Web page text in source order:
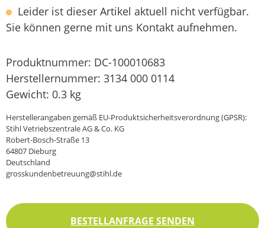
Leider ist dieser Artikel aktuell nicht verfügbar.
Sie können gerne mit uns Kontakt aufnehmen.
Produktnummer: DC-100010683
Herstellernummer: 3134 000 0114
Gewicht: 0.3 kg
Herstellerangaben gemäß EU-Produktsicherheitsverordnung (GPSR):
Stihl Vetriebszentrale AG & Co. KG
Robert-Bosch-Straße 13
64807 Dieburg
Deutschland
grosskundenbetreuung@stihl.de
BESTELLANFRAGE SENDEN